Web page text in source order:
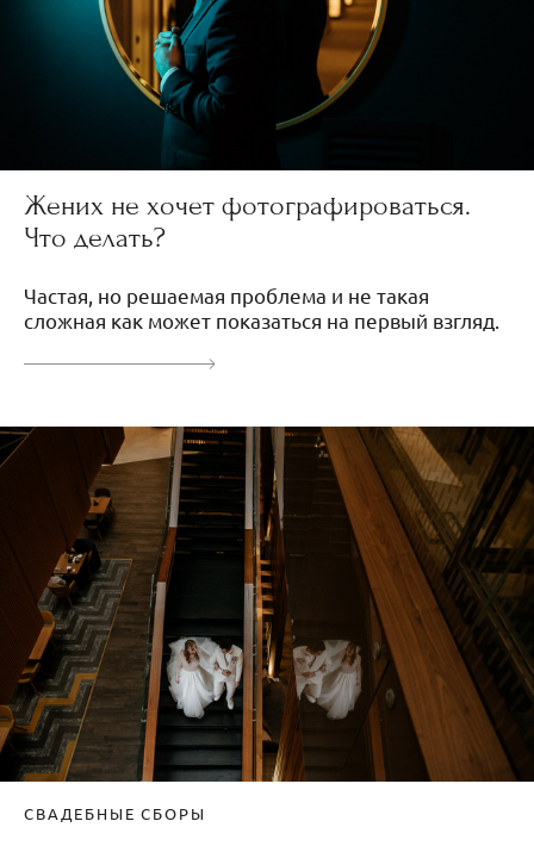
Жених не хочет фотографироваться.
Что делать?
Частая, но решаемая проблема и не такая
сложная как может показаться на первый взгляд.
СВАДЕБНЫЕ СБОРЫ